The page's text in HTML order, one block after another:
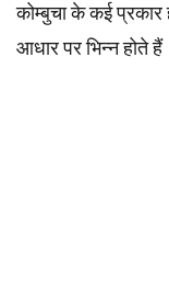
कोम्बुचा के कई प्रकार
आधार पर भिन्न होते